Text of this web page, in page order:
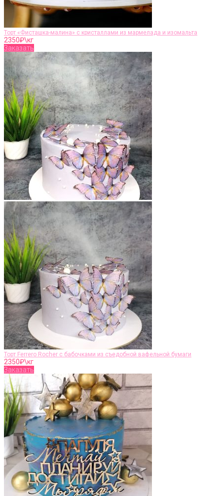
Торт «Фисташка-малина» с кристаллами из мармелада и изомальта
2350₽\кг
Заказать
Торт Ferrero Rocher с бабочками из съедобной вафельной бумаги
2350₽\кг
Заказать